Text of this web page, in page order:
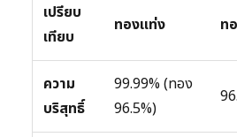
เปรียบ
เทียบ
ทองแท่ง ท
ความ
บริสุทธิ์
99.99% (ทอง
96.5%)